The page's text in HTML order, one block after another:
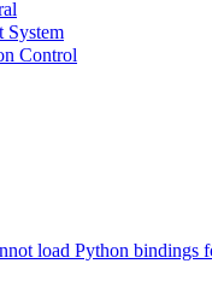
System
Control
load Python bindings